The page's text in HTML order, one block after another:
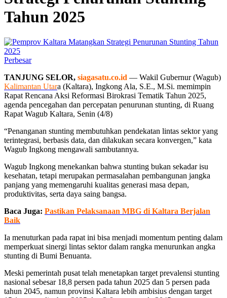
Tahun 2025
Perbesar
TANJUNG SELOR, siagasatu.co.id — Wakil Gubernur (Wagub)
Kalimantan Utara (Kaltara), Ingkong Ala, S.E., M.Si. memimpin
Rapat Rencana Aksi Reformasi Birokrasi Tematik Tahun 2025,
agenda pencegahan dan percepatan penurunan stunting, di Ruang
Rapat Wagub Kaltara, Senin (4/8)
“Penanganan stunting membutuhkan pendekatan lintas sektor yang
terintegrasi, berbasis data, dan dilakukan secara konvergen,” kata
Wagub Ingkong mengawali sambutannya.
Wagub Ingkong menekankan bahwa stunting bukan sekadar isu
kesehatan, tetapi merupakan permasalahan pembangunan jangka
panjang yang memengaruhi kualitas generasi masa depan,
produktivitas, serta daya saing bangsa.
Baca Juga: Pastikan Pelaksanaan MBG di Kaltara Berjalan
Baik
Ia menuturkan pada rapat ini bisa menjadi momentum penting dalam
memperkuat sinergi lintas sektor dalam rangka menurunkan angka
stunting di Bumi Benuanta.
Meski pemerintah pusat telah menetapkan target prevalensi stunting
nasional sebesar 18,8 persen pada tahun 2025 dan 5 persen pada
tahun 2045, namun provinsi Kaltara lebih ambisius dengan target